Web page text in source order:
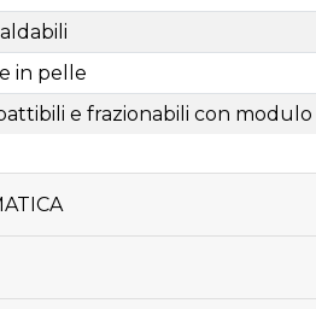
in pelle
e frazionabili con